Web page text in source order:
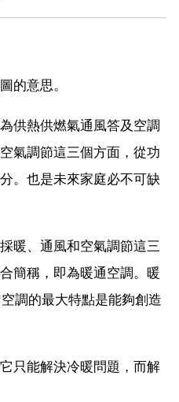
的意思。
供熱供燃氣通風答及空調
氣調節這三個方面，從功
。也是未來家庭必不可缺
暖、通風和空氣調節這三
簡稱，即為暖通空調。暖
調的最大特點是能夠創造
只能解決冷暖問題，而解